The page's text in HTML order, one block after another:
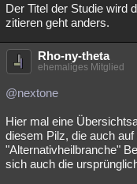
Der Titel der Studie wird
zitieren geht anders.
Rho-ny-theta
ehemaliges Mitglied
@nextone
Hier mal eine
diesem Pilz, die auch
"Alternativheilbranche"
sich auch die